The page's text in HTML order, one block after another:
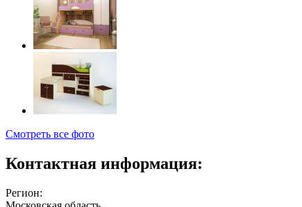
Смотреть все фото
Контактная информация:
Регион: